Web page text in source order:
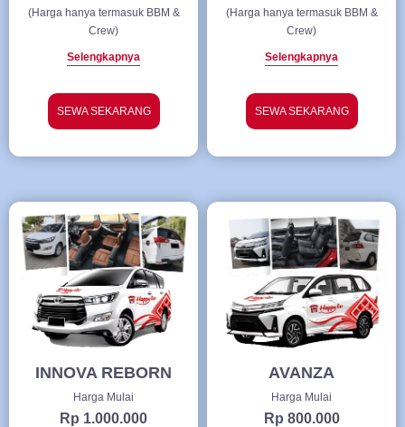
(Harga hanya termasuk BBM &
Crew)
Selengkapnya
SEWA SEKARANG
(Harga hanya termasuk BBM &
Crew)
Selengkapnya
SEWA SEKARANG
INNOVA REBORN
Harga Mulai
Rp 1.000.000
AVANZA
Harga Mulai
Rp 800.000